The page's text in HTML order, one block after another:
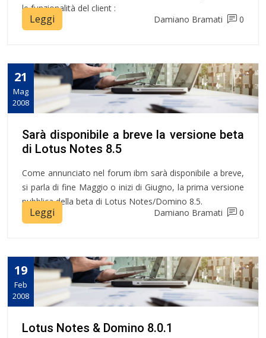
le funzionalità del client :
Leggi Damiano Bramati 0
21
Mag
2008
Sarà disponibile a breve la versione beta
di Lotus Notes 8.5
Come annunciato nel forum ibm sarà disponibile a breve,
si parla di fine Maggio o inizi di Giugno, la prima versione
pubblica della beta di Lotus Notes/Domino 8.5.
Leggi Damiano Bramati 0
19
Feb
2008
Lotus Notes & Domino 8.0.1